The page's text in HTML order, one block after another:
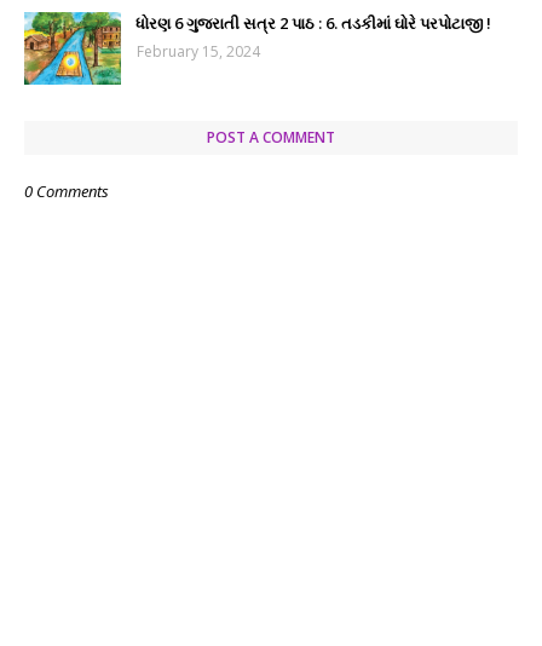
ધોરણ 6 ગુજરાતી સત્ર 2 પાઠ : 6. તડકીમાં ઘોરે પરપોટાજી !
February 15, 2024
POST A COMMENT
0 Comments